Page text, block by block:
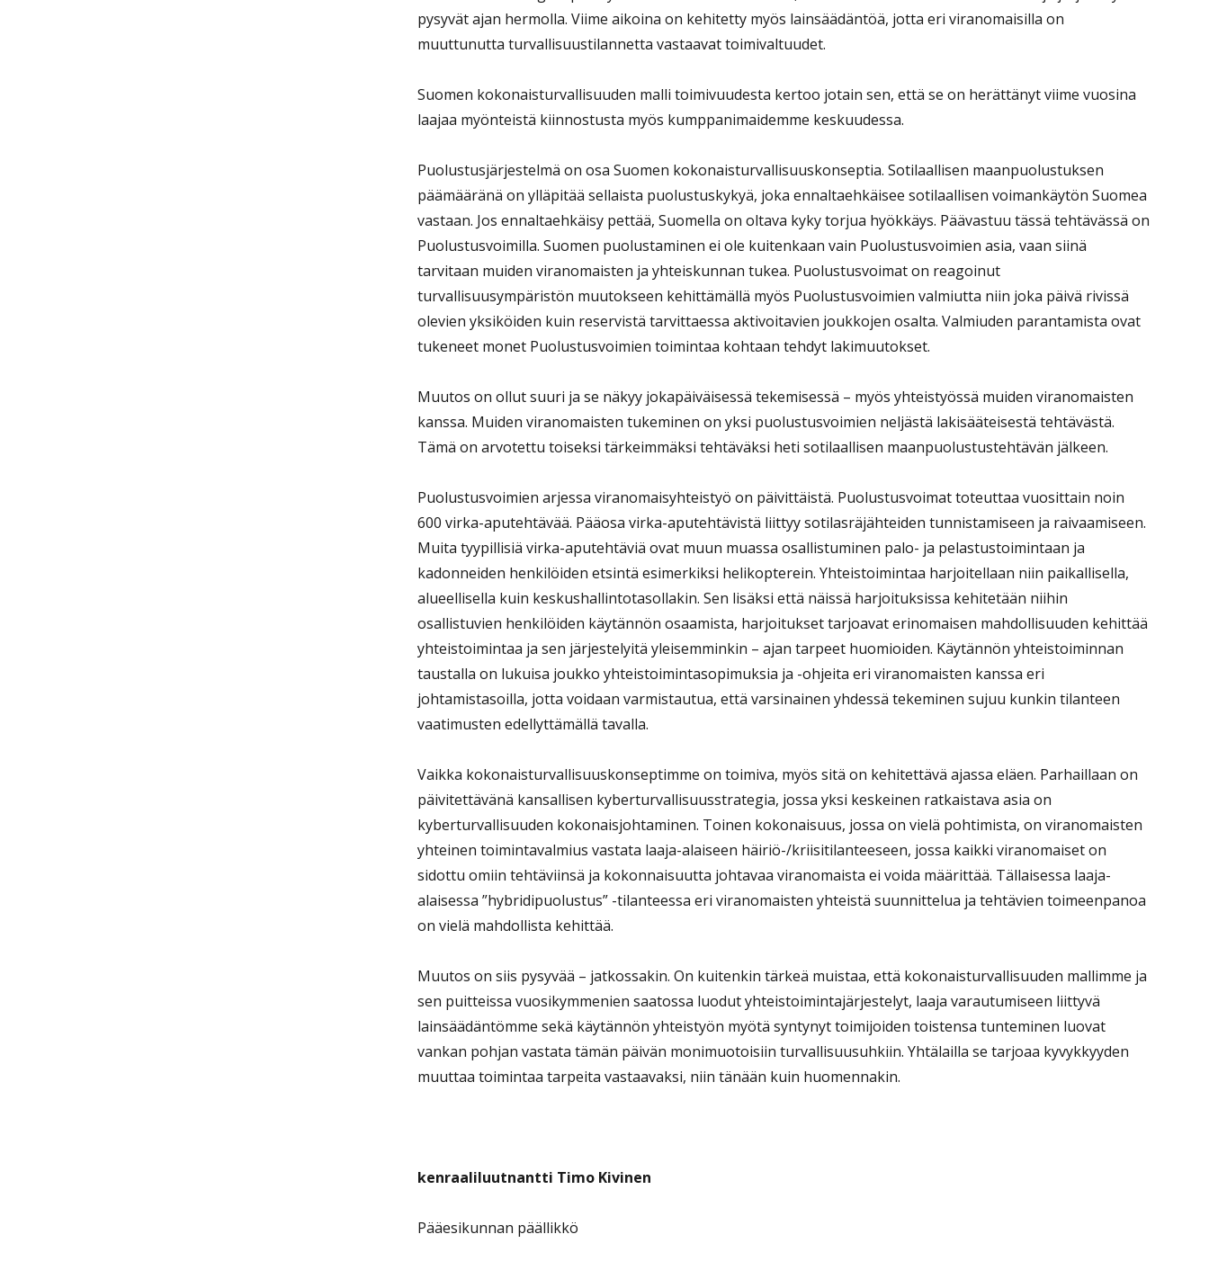
pysyvät ajan hermolla. Viime aikoina on kehitetty myös lainsäädäntöä, jotta eri viranomaisilla on
muuttunutta turvallisuustilannetta vastaavat toimivaltuudet.
Suomen kokonaisturvallisuuden malli toimivuudesta kertoo jotain sen, että se on herättänyt viime vuosina
laajaa myönteistä kiinnostusta myös kumppanimaidemme keskuudessa.
Puolustusjärjestelmä on osa Suomen kokonaisturvallisuuskonseptia. Sotilaallisen maanpuolustuksen
päämääränä on ylläpitää sellaista puolustuskykyä, joka ennaltaehkäisee sotilaallisen voimankäytön Suomea
vastaan. Jos ennaltaehkäisy pettää, Suomella on oltava kyky torjua hyökkäys. Päävastuu tässä tehtävässä on
Puolustusvoimilla. Suomen puolustaminen ei ole kuitenkaan vain Puolustusvoimien asia, vaan siinä
tarvitaan muiden viranomaisten ja yhteiskunnan tukea. Puolustusvoimat on reagoinut
turvallisuusympäristön muutokseen kehittämällä myös Puolustusvoimien valmiutta niin joka päivä rivissä
olevien yksiköiden kuin reservistä tarvittaessa aktivoitavien joukkojen osalta. Valmiuden parantamista ovat
tukeneet monet Puolustusvoimien toimintaa kohtaan tehdyt lakimuutokset.
Muutos on ollut suuri ja se näkyy jokapäiväisessä tekemisessä – myös yhteistyössä muiden viranomaisten
kanssa. Muiden viranomaisten tukeminen on yksi puolustusvoimien neljästä lakisääteisestä tehtävästä.
Tämä on arvotettu toiseksi tärkeimmäksi tehtäväksi heti sotilaallisen maanpuolustustehtävän jälkeen.
Puolustusvoimien arjessa viranomaisyhteistyö on päivittäistä. Puolustusvoimat toteuttaa vuosittain noin
600 virka-aputehtävää. Pääosa virka-aputehtävistä liittyy sotilasräjähteiden tunnistamiseen ja raivaamiseen.
Muita tyypillisiä virka-aputehtäviä ovat muun muassa osallistuminen palo- ja pelastustoimintaan ja
kadonneiden henkilöiden etsintä esimerkiksi helikopterein. Yhteistoimintaa harjoitellaan niin paikallisella,
alueellisella kuin keskushallintotasollakin. Sen lisäksi että näissä harjoituksissa kehitetään niihin
osallistuvien henkilöiden käytännön osaamista, harjoitukset tarjoavat erinomaisen mahdollisuuden kehittää
yhteistoimintaa ja sen järjestelyitä yleisemminkin – ajan tarpeet huomioiden. Käytännön yhteistoiminnan
taustalla on lukuisa joukko yhteistoimintasopimuksia ja -ohjeita eri viranomaisten kanssa eri
johtamistasoilla, jotta voidaan varmistautua, että varsinainen yhdessä tekeminen sujuu kunkin tilanteen
vaatimusten edellyttämällä tavalla.
Vaikka kokonaisturvallisuuskonseptimme on toimiva, myös sitä on kehitettävä ajassa eläen. Parhaillaan on
päivitettävänä kansallisen kyberturvallisuusstrategia, jossa yksi keskeinen ratkaistava asia on
kyberturvallisuuden kokonaisjohtaminen. Toinen kokonaisuus, jossa on vielä pohtimista, on viranomaisten
yhteinen toimintavalmius vastata laaja-alaiseen häiriö-/kriisitilanteeseen, jossa kaikki viranomaiset on
sidottu omiin tehtäviinsä ja kokonnaisuutta johtavaa viranomaista ei voida määrittää. Tällaisessa laaja-
alaisessa ”hybridipuolustus” -tilanteessa eri viranomaisten yhteistä suunnittelua ja tehtävien toimeenpanoa
on vielä mahdollista kehittää.
Muutos on siis pysyvää – jatkossakin. On kuitenkin tärkeä muistaa, että kokonaisturvallisuuden mallimme ja
sen puitteissa vuosikymmenien saatossa luodut yhteistoimintajärjestelyt, laaja varautumiseen liittyvä
lainsäädäntömme sekä käytännön yhteistyön myötä syntynyt toimijoiden toistensa tunteminen luovat
vankan pohjan vastata tämän päivän monimuotoisiin turvallisuusuhkiin. Yhtälailla se tarjoaa kyvykkyyden
muuttaa toimintaa tarpeita vastaavaksi, niin tänään kuin huomennakin.
kenraaliluutnantti Timo Kivinen
Pääesikunnan päällikkö